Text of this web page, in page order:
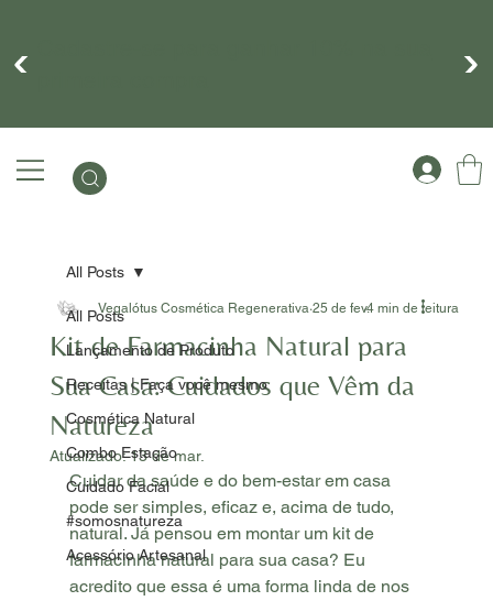
All Posts
Lançamento de Produto
Receitas | Faça você mesmo
Cosmética Natural
Combo Estação
Cuidado Facial
#somosnatureza
Acessório Artesanal
All Posts
Kit de Farmacinha Natural para
Sua Casa: Cuidados que Vêm da
Natureza
Vegalótus Cosmética Regenerativa 25 de fev.4 min de leitura
Atualizado:13 de mar.
Cuidar da saúde e do bem-estar em casa
pode ser simples, eficaz e, acima de tudo,
natural. Já pensou em montar um kit de
farmacinha natural para sua casa? Eu
acredito que essa é uma forma linda de nos